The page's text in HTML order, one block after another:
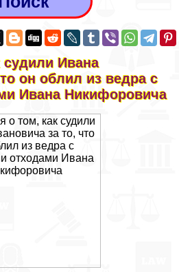
судили Ивана
он облил из ведра с
Ивана Никифоровича